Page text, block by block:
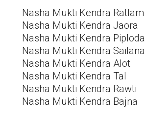
Nasha Mukti Kendra Ratlam
Nasha Mukti Kendra Jaora
Nasha Mukti Kendra Piploda
Nasha Mukti Kendra Sailana
Nasha Mukti Kendra Alot
Nasha Mukti Kendra Tal
Nasha Mukti Kendra Rawti
Nasha Mukti Kendra Bajna